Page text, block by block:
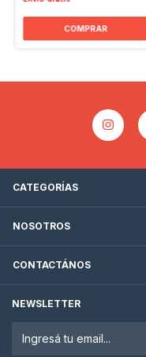
CATEGORÍAS
NOSOTROS
CONTACTÁNOS
NEWSLETTER